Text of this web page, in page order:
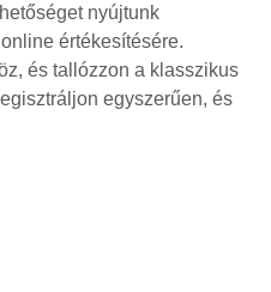
nyújtunk
értékesítésére.
és tallózzon a klasszikus
egyszerűen, és